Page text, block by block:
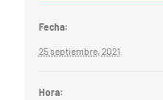
Fecha:
25 septiembre, 2021
Hora: